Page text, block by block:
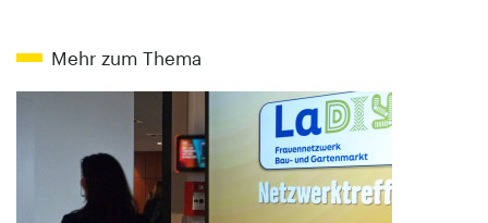
Mehr zum Thema